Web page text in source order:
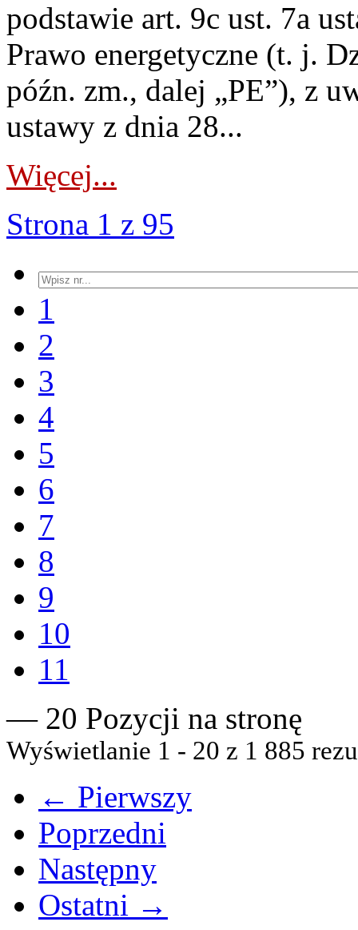
podstawie art. 9c ust. 7a
Prawo energetyczne (t. j.
późn. zm., dalej „PE”), z
ustawy z dnia 28...
Więcej...
Strona 1 z 95
1
2
3
4
5
6
7
8
9
10
11
— 20 Pozycji na stronę
Wyświetlanie 1 - 20 z 1 885
← Pierwszy
Poprzedni
Następny
Ostatni →